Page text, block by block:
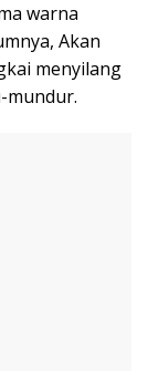
warna
Akan
menyilang
mundur.